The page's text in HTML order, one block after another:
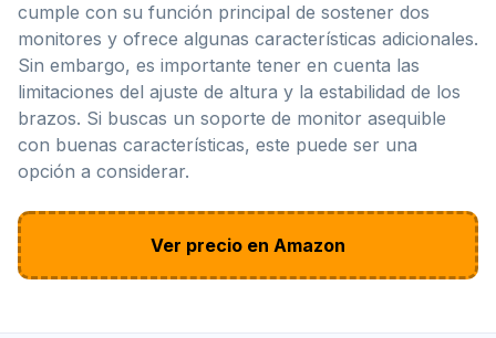
cumple con su función principal de sostener dos
monitores y ofrece algunas características adicionales.
Sin embargo, es importante tener en cuenta las
limitaciones del ajuste de altura y la estabilidad de los
brazos. Si buscas un soporte de monitor asequible
con buenas características, este puede ser una
opción a considerar.
Ver precio en Amazon